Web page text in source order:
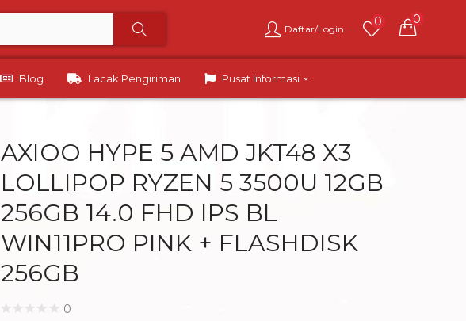
Daftar/Login
0 0
Blog Lacak Pengiriman Pusat Informasi
AXIOO HYPE 5 AMD JKT48 X3
LOLLIPOP RYZEN 5 3500U 12GB
256GB 14.0 FHD IPS BL
WIN11PRO PINK + FLASHDISK
256GB
0